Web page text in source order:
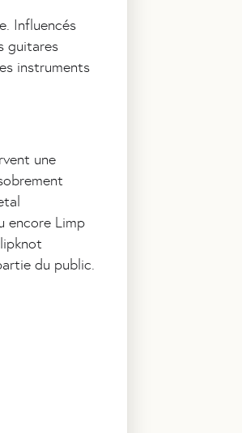
Influencés
guitares
instruments
une
encore Limp
du public.